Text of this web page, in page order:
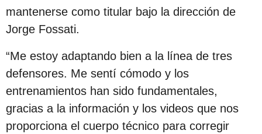
a
ñ
o
s
d
e
s
d
mantenerse como titular bajo la dirección de
Jorge Fossati.
“Me estoy adaptando bien a la línea de tres
defensores. Me sentí cómodo y los
entrenamientos han sido fundamentales,
gracias a la información y los videos que nos
proporciona el cuerpo técnico para corregir